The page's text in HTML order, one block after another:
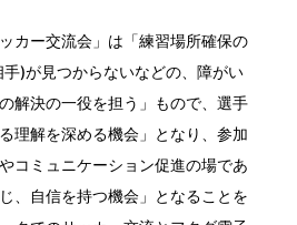
カー交流会」は「練習場所確保の
)が見つからないなどの、障がい
解決の一役を担う」もので、選手
理解を深める機会」となり、参加
コミュニケーション促進の場であ
、自信を持つ機会」となることを